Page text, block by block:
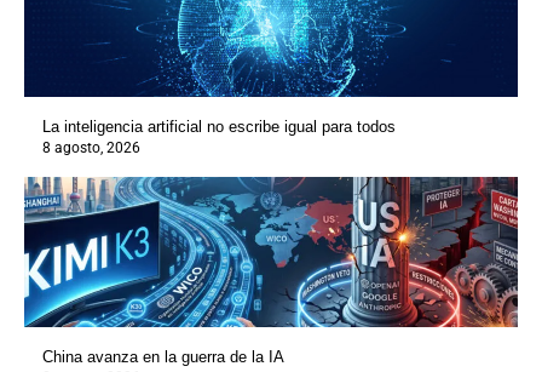
La inteligencia artificial no escribe igual para todos
8 agosto, 2026
China avanza en la guerra de la IA